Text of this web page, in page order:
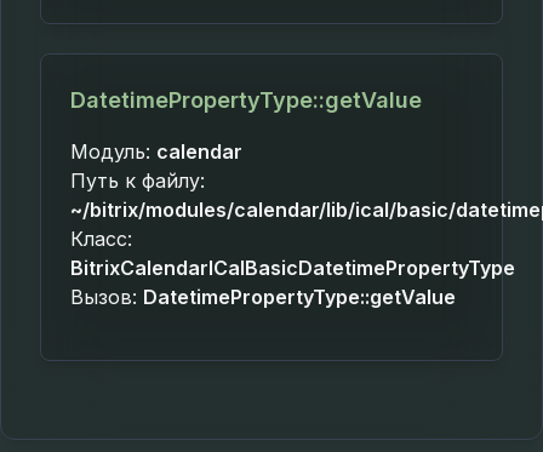
DatetimePropertyType::getValue
Модуль: calendar
Путь к файлу:
~/bitrix/modules/calendar/lib/ical/basic/
Класс:
BitrixCalendarICalBasicDatetimePropertyType
Вызов: DatetimePropertyType::getValue